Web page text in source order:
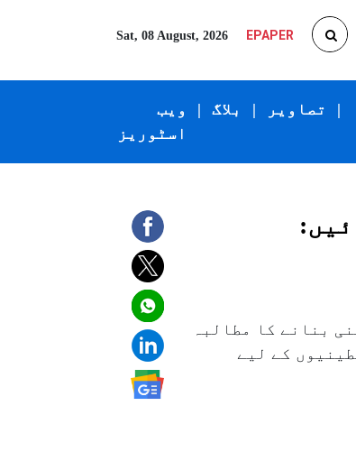
Sat, 08 August, 2026 EPAPER
ویب
اسٹوریز
| بلاگ | تصاویر |
بنانے کا مطالبہ
کے لیے